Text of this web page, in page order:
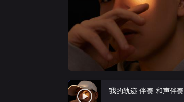
我的轨迹 伴奏 和声伴奏